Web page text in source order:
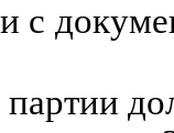
с
партии